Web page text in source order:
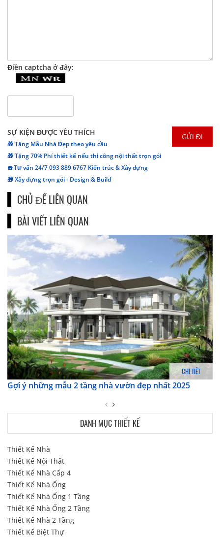
Điền captcha ở đây:
SỰ KIỆN ĐƯỢC YÊU THÍCH
🎁 Tặng Mẫu Nhà Đẹp theo yêu cầu
🎁 Tặng 70% Phí thiết kế nếu thi công nội thất trọn gói
☎️ Tư vấn 24/7 093 889 6767 Kiến trúc & Xây dựng
🎁 Xây dựng trọn gói - Design & Build
CHỦ ĐỀ LIÊN QUAN
BÀI VIẾT LIÊN QUAN
CHI TIẾT
Gợi ý những mẫu 2 tầng nhà vườn đẹp nhất 2025
DANH MỤC THIẾT KẾ
Thiết Kế Nhà
Thiết Kế Nội Thất
Thiết Kế Nhà Cấp 4
Thiết Kế Nhà Ống
Thiết Kế Nhà Ống 1 Tầng
Thiết Kế Nhà Ống 2 Tầng
Thiết Kế Nhà 2 Tầng
Thiết Kế Biệt Thự